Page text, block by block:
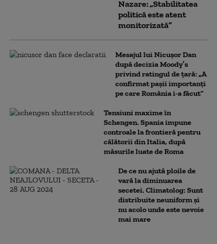
Nazare: „Stabilitatea
politică este atent
monitorizată”
Mesajul lui Nicușor Dan
după decizia Moody’s
privind ratingul de țară: „A
confirmat pașii importanți
pe care România i-a făcut”
Tensiuni maxime în
Schengen. Spania impune
controale la frontieră pentru
călătorii din Italia, după
măsurile luate de Roma
De ce nu ajută ploile de
vară la diminuarea
secetei. Climatolog: Sunt
distribuite neuniform și
nu acolo unde este nevoie
mai mare